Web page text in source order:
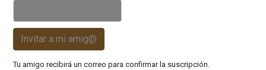
Invitar a mi amig@
Tu amigo recibirá un correo para confirmar la suscripción.